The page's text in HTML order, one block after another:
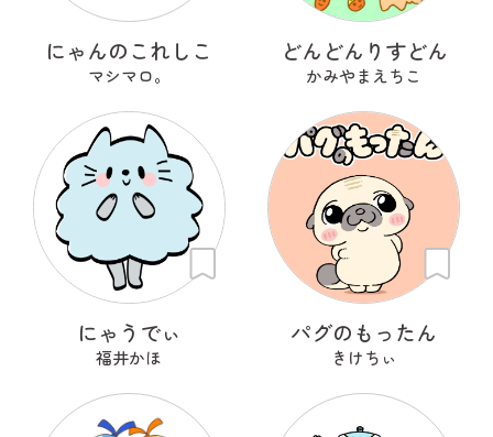
にゃんのこれしこ
マシマロ。
どんどんりすどん
かみやまえちこ
にゃうでぃ
福井かほ
パグのもったん
きけちぃ